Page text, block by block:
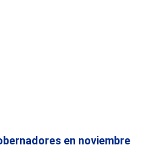
en noviembre